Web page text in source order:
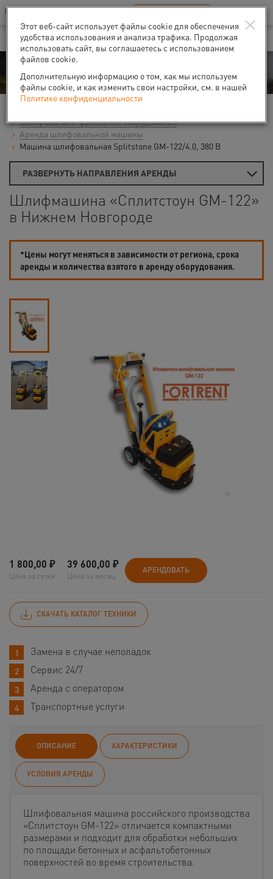
Ваш город:Нижний Новгород
В Вашем регионе нет наших офисов RU EN
Аренда
Шлифовально-фрезерное оборудование
Аренда шлифовальной машины
Машина шлифовальная Splitstone GM-122/4.0, 380 В
РАЗВЕРНУТЬ НАПРАВЛЕНИЯ АРЕНДЫ
Шлифмашина «Сплитстоун GM-122»
в Нижнем Новгороде
*Цены могут меняться в зависимости от региона, срока
аренды и количества взятого в аренду оборудования.
1 800,00 ₽
Цена за сутки
39 600,00 ₽
Цена за месяц
АРЕНДОВАТЬ
СКАЧАТЬ КАТАЛОГ ТЕХНИКИ
Замена в случае неполадок
Сервис 24/7
Аренда с оператором
Транспортные услуги
ОПИСАНИЕ ХАРАКТЕРИСТИКИ
УСЛОВИЯ АРЕНДЫ
Шлифовальная машина российского производства
«Сплитстоун GM-122» отличается компактными
размерами и подходит для обработки небольших
по площади бетонных и асфальтобетонных
поверхностей во время строительства.
×
Этот веб-сайт использует файлы cookie для обеспечения
удобства использования и анализа трафика. Продолжая
использовать сайт, вы соглашаетесь с использованием
файлов cookie.
Дополнительную информацию о том, как мы используем
файлы cookie, и как изменить свои настройки, см. в нашей
Политике конфиденциальности